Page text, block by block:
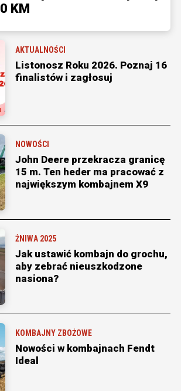
KM
AKTUALNOŚCI
Listonosz Roku 2026. Poznaj 16
finalistów i zagłosuj
NOWOŚCI
John Deere przekracza granicę
15 m. Ten heder ma pracować z
największym kombajnem X9
ŻNIWA 2025
Jak ustawić kombajn do grochu,
aby zebrać nieuszkodzone
nasiona?
KOMBAJNY ZBOŻOWE
Nowości w kombajnach Fendt
Ideal